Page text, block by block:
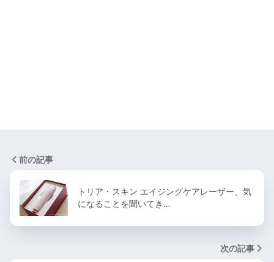
前の記事
トリア・スキン エイジングケアレーザー、気
になることを聞いてき…
次の記事